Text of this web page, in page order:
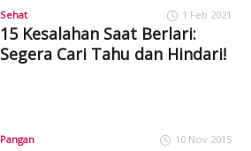
Sehat 1 Feb 2021
15 Kesalahan Saat Berlari:
Segera Cari Tahu dan Hindari!
Pangan 10 Nov 2015